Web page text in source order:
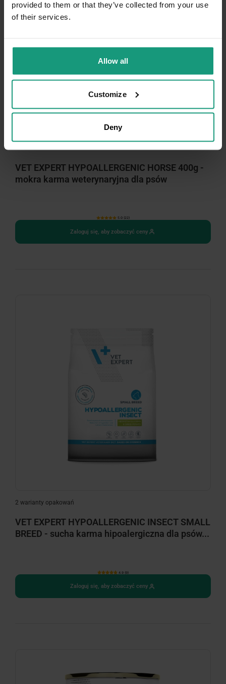
provided to them or that they’ve collected from your use
of their services.
Allow all
Customize
Deny
VET EXPERT HYPOALLERGENIC HORSE 400g -
mokra karma weterynaryjna dla psów
5.0 (22)
Zaloguj się, aby zobaczyć ceny
2 warianty opakowań
VET EXPERT HYPOALLERGENIC INSECT SMALL
BREED - sucha karma hipoalergiczna dla psów...
4.9 (9)
Zaloguj się, aby zobaczyć ceny